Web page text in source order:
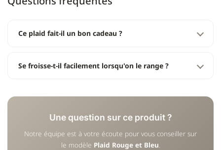
Ce plaid fait-il un bon cadeau ?
Se froisse-t-il facilement lorsqu'on le range ?
Une question sur ce produit ?
Notre équipe est à votre écoute pour vous conseiller sur
le modèle Plaid Rouge et Bleu.